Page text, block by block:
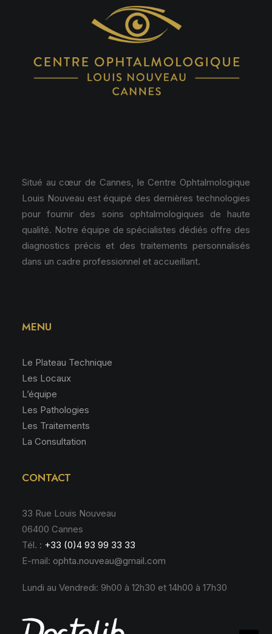
Situé au cœur de Cannes, le Centre Ophtalmologique
Louis Nouveau est équipé des dernières technologies
pour fournir des soins ophtalmologiques de haute
qualité. Notre équipe de spécialistes dédiés offre des
diagnostics précis et des traitements personnalisés
dans un cadre professionnel et accueillant.
MENU
Le Plateau Technique
Les Locaux
L’équipe
Les Pathologies
Les Traitements
La Consultation
CONTACT
33 Rue Louis Nouveau
06400 Cannes
Tél. : +33 (0)4 93 99 33 33
E-mail: ophta.nouveau@gmail.com
Lundi au Vendredi: 9h00 à 12h30 et 14h00 à 17h30